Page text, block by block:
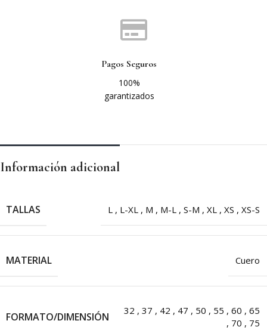
Pagos Seguros
100%
garantizados
Información adicional
TALLAS L , L-XL , M , M-L , S-M , XL , XS , XS-S
MATERIAL Cuero
FORMATO/DIMENSIÓN 32 , 37 , 42 , 47 , 50 , 55 , 60 , 65
, 70 , 75